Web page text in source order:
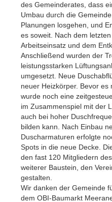
des Gemeinderates, dass
Umbau durch die
Planungen losgehen, und
es soweit. Nach dem
Arbeitseinsatz und dem
Anschließend wurden der
leistungsstarken
umgesetzt. Neue
neuer Heizkörper. Bevor es
wurde noch eine
im Zusammenspiel mit der
auch bei hoher
bilden kann. Nach Einbau
Duscharmaturen erfolgte
Spots in die neue Decke.
den fast 120 Mitgliedern
weiterer Baustein, den
gestalten.
Wir danken der Gemeinde
dem OBI-Baumarkt